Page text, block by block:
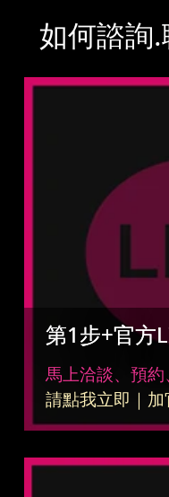
如何諮詢.
第1步+官方
馬上洽談、預約
請點我立即｜加